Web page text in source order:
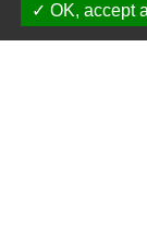
Horaires
OK, accept all